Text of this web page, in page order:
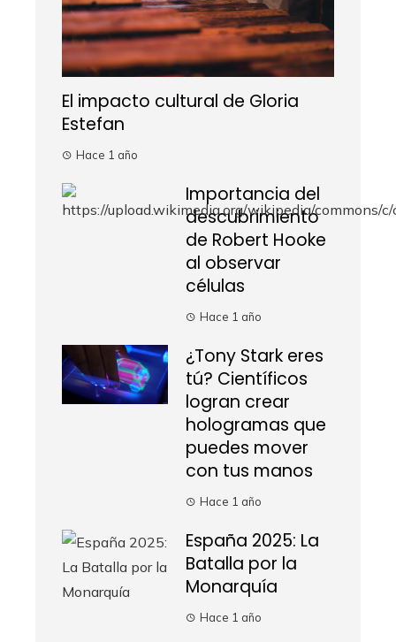
El impacto cultural de Gloria
Estefan
Hace 1 año
Importancia del
descubrimiento
de Robert Hooke
al observar
células
Hace 1 año
¿Tony Stark eres
tú? Científicos
logran crear
hologramas que
puedes mover
con tus manos
Hace 1 año
España 2025: La
Batalla por la
Monarquía
Hace 1 año